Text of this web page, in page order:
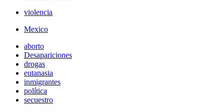
violencia
Mexico
aborto
Desapariciones
drogas
eutanasia
inmigrantes
política
secuestro